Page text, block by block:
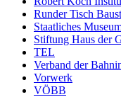
Runder Tisch
Staatliches
Stiftung Haus der
TEL
Verband der
Vorwerk
VÖBB